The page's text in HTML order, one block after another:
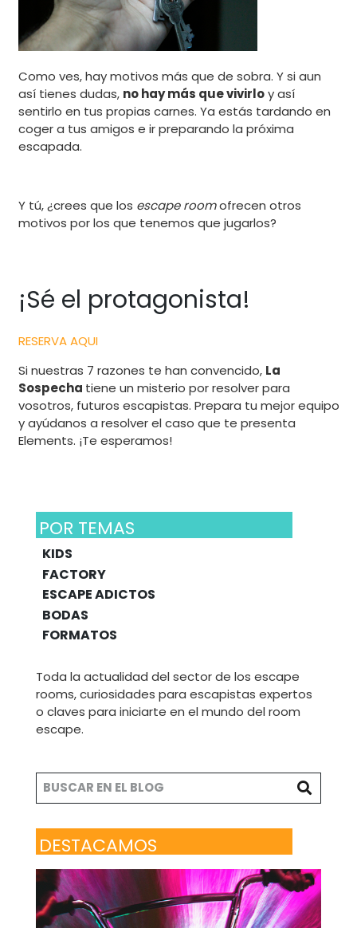
Como ves, hay motivos más que de sobra. Y si aun
así tienes dudas, no hay más que vivirloy así
sentirlo en tus propias carnes. Ya estás tardando en
coger a tus amigos e ir preparando la próxima
escapada.
Y tú, ¿crees que los escape roomofrecen otros
motivos por los que tenemos que jugarlos?
¡Sé el protagonista!
RESERVA AQUI
Si nuestras 7 razones te han convencido, La
Sospecha tiene un misterio por resolver para
vosotros, futuros escapistas. Prepara tu mejor equipo
y ayúdanos a resolver el caso que te presenta
Elements. ¡Te esperamos!
POR TEMAS
KIDS
FACTORY
ESCAPE ADICTOS
BODAS
FORMATOS
Toda la actualidad del sector de los escape
rooms, curiosidades para escapistas expertos
o claves para iniciarte en el mundo del room
escape.
DESTACAMOS